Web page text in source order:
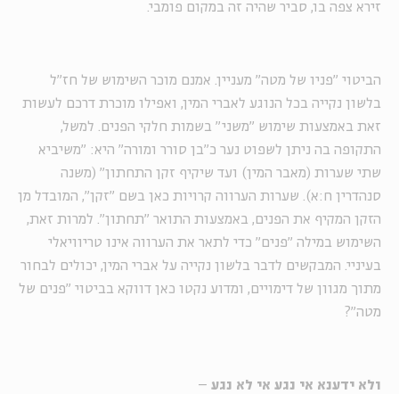
זירא צפה בו, סביר שהיה זה במקום פומבי.
הביטוי "פניו של מטה" מעניין. אמנם מוכר השימוש של חז"ל
בלשון נקייה בכל הנוגע לאברי המין, ואפילו מוכרת דרכם לעשות
זאת באמצעות שימוש "משני" בשמות חלקי הפנים. למשל,
התקופה בה ניתן לשפוט נער כ"בן סורר ומורה" היא: "משיביא
שתי שערות (מאבר המין) ועד שיקיף זקן התחתון" (משנה
סנהדרין ח:א). שערות הערווה קרויות כאן בשם "זקן", המובדל מן
הזקן המקיף את הפנים, באמצעות התואר "תחתון". למרות זאת,
השימוש במילה "פנים" כדי לתאר את הערווה אינו טריוויאלי
בעיניי. המבקשים לדבר בלשון נקייה על אברי המין, יכולים לבחור
מתוך מגוון של דימויים, ומדוע נקטו כאן דווקא בביטוי "פנים של
מטה"?
ולא ידענא אי נגע אי לא נגע –